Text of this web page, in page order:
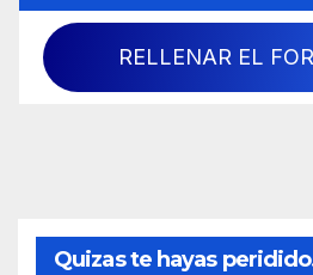
RELLENAR EL
Quizas te hayas